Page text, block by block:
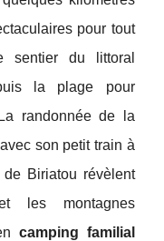
pour tout
sentier du littoral
la plage pour
randonnée de la
son petit train à
Biriatou révèlent
les montagnes
camping familial